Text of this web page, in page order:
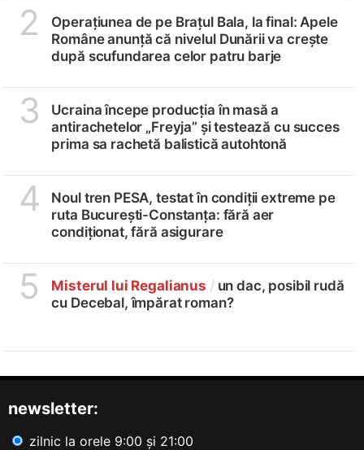
2
Operațiunea de pe Brațul Bala, la final: Apele
Române anunță că nivelul Dunării va crește
după scufundarea celor patru barje
3
Ucraina începe producția în masă a
antirachetelor „Freyja” și testează cu succes
prima sa rachetă balistică autohtonă
4
Noul tren PESA, testat în condiții extreme pe
ruta București-Constanța: fără aer
condiționat, fără asigurare
5 Misterul lui Regalianus /un dac, posibil rudă
cu Decebal, împărat roman?
newsletter:
zilnic la orele 9:00 și 21:00